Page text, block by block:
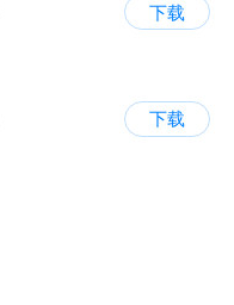
下载
下载